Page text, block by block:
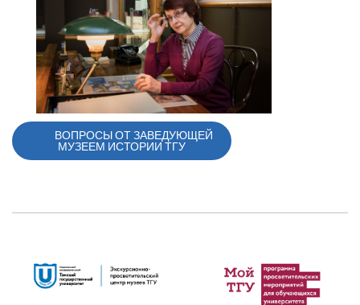
ВОПРОСЫ ОТ ЗАВЕДУЮЩЕЙ
МУЗЕЕМ ИСТОРИИ ТГУ